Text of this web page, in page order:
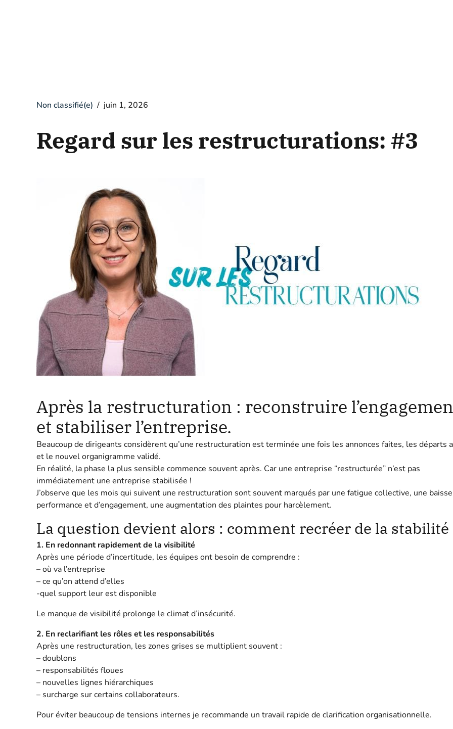
Non classifié(e) juin 1, 2026
Regard sur les restructurations: #3
Après la restructuration : reconstruire
et stabiliser l’entreprise.
Beaucoup de dirigeants considèrent qu’une restructuration est terminée une fois les annonces faites, les départs
et le nouvel organigramme validé.
En réalité, la phase la plus sensible commence souvent après. Car une entreprise “restructurée” n’est pas
immédiatement une entreprise stabilisée !
J’observe que les mois qui suivent une restructuration sont souvent marqués par une fatigue collective, une
performance et d’engagement, une augmentation des plaintes pour harcèlement.
La question devient alors : comment recréer de la stabilité
1. En redonnant rapidement de la visibilité
Après une période d’incertitude, les équipes ont besoin de comprendre :
– où va l’entreprise
– ce qu’on attend d’elles
-quel support leur est disponible
Le manque de visibilité prolonge le climat d’insécurité.
2. En reclarifiant les rôles et les responsabilités
Après une restructuration, les zones grises se multiplient souvent :
– doublons
– responsabilités floues
– nouvelles lignes hiérarchiques
– surcharge sur certains collaborateurs.
Pour éviter beaucoup de tensions internes je recommande un travail rapide de clarification organisationnelle.